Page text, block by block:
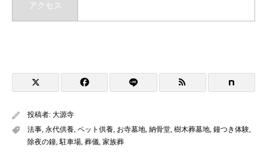
アクセス
投稿者: 大源寺
法事, 永代供養, ペット供養, お寺墓地, 納骨堂, 樹木葬墓地, 鐘つき体験,
除夜の鐘,駐車場, 葬儀, 家族葬